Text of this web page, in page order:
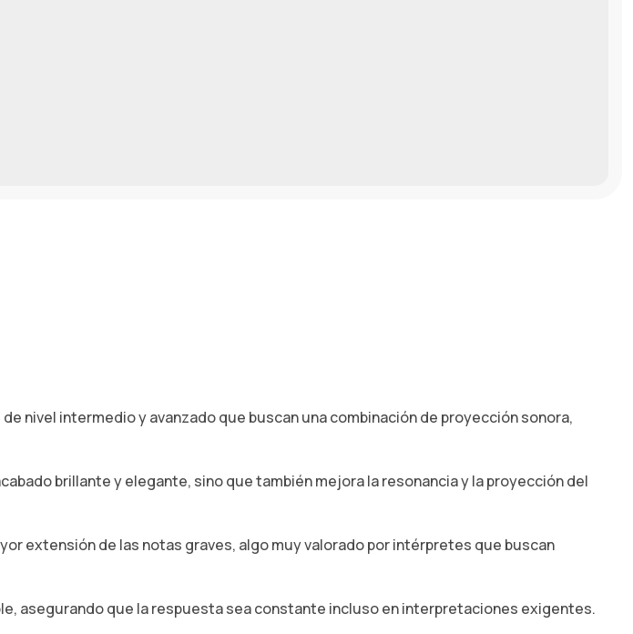
nivel intermedio y avanzado que buscan una combinación de proyección sonora,
brillante y elegante, sino que también mejora la resonancia y la proyección del
extensión de las notas graves, algo muy valorado por intérpretes que buscan
asegurando que la respuesta sea constante incluso en interpretaciones exigentes.